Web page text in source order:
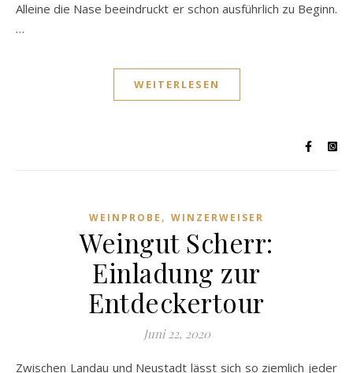
Alleine die Nase beeindruckt er schon ausführlich zu Beginn.
…
WEITERLESEN
WEINPROBE , WINZERWEISER
Weingut Scherr:
Einladung zur
Entdeckertour
Juni 22, 2020
Zwischen Landau und Neustadt lässt sich so ziemlich jeder